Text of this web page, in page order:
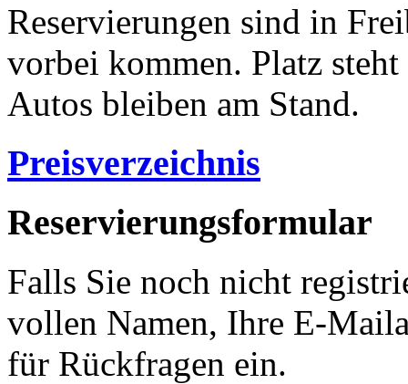
Reservierungen sind in
vorbei kommen. Platz
Autos bleiben am Stand.
Preisverzeichnis
Reservierungsformular
Falls Sie noch nicht
vollen Namen, Ihre E-
für Rückfragen ein.